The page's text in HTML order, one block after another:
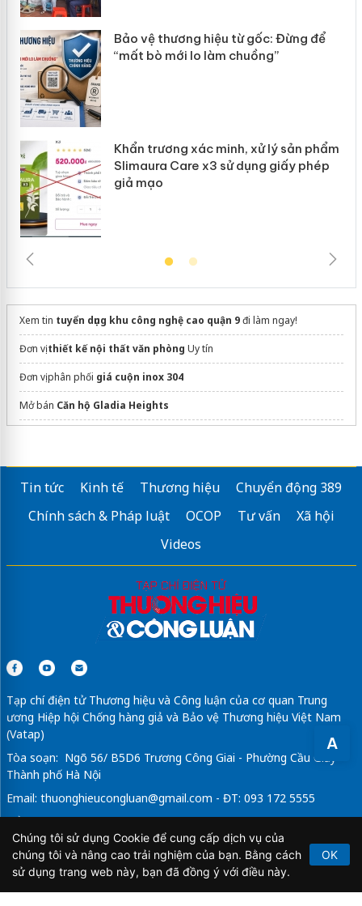
A
Bảo vệ thương hiệu từ gốc: Đừng để
“mất bò mới lo làm chuồng”
Khẩn trương xác minh, xử lý sản phẩm
Slimaura Care x3 sử dụng giấy phép
giả mạo
Xem tin tuyển dụng khu công nghệ cao quận 9đi làm ngay!
Đơn vịthiết kế nội thất văn phòng Uy tín
Đơn vị phân phối giá cuộn inox 304
Mở bán Căn hộ Gladia Heights
Sun Group Da Nang DowntownHải Châu
Mẫu tủ tivi gỗ hiện đại công năng MOHOBảo hành 5 năm
Thông tin chi tiết dự ánThe MegapolisThủ Thiêm
Tin tức Kinh tế Thương hiệu
Chuyển động 389
Chính sách & Pháp luật
OCOP Tư vấn
Xã hội
Videos
Tạp chí điện tử Thương hiệu và Công luận của cơ quan Trung
ương Hiệp hội Chống hàng giả và Bảo vệ Thương hiệu Việt Nam
(Vatap)
Tòa soạn: Ngõ 56/ B5D6 Trương Công Giai - Phường Cầu Giấy -
Thành phố Hà Nội
Email: thuonghieucongluan@gmail.com - ĐT: 093 172 5555
Tổng Biên Tập: Vũ Đức Thuận
Giấy phép hoạt động báo chí điện tử số 64/GP-BTTTT do Bộ
Thông tin và Truyền thông cấp ngày 21/2/2020.
Chúng tôi sử dụng Cookie để cung cấp dịch vụ của
chúng tôi và nâng cao trải nghiệm của bạn. Bằng cách
sử dụng trang web này, bạn đã đồng ý với điều này.
OK